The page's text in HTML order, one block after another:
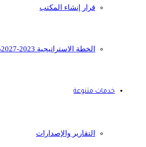
قرار إنشاء المكتب
الخطة الاستراتيجية 2023-2027م
خدمات متنوعة
التقارير والإصدارات